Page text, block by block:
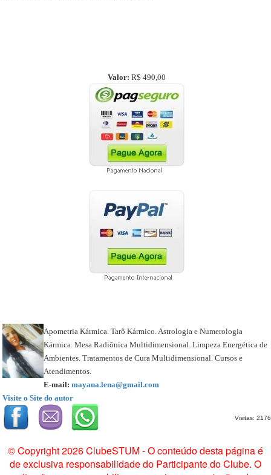
Valor: R$ 490,00
Apometria Kármica. Tarô Kármico. Astrologia e Numerologia
Kármica. Mesa Radiônica Multidimensional. Limpeza Energética de
Ambientes. Tratamentos de Cura Multidimensional. Cursos e
Atendimentos.
E-mail: mayana.lena@gmail.com
Visite o Site do autor
Visitas: 2176
© Copyright 2026 ClubeSTUM - O conteúdo desta página é
de exclusiva responsabilidade do Participante do Clube. O